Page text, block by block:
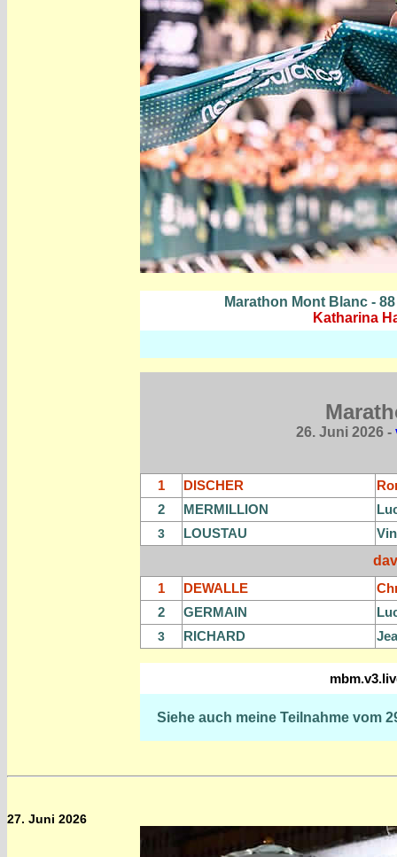
Marathon Mont Blanc -
Katharina
26. Juni 2026 -
1 DISCHER
2
MERMILLION
3 LOUSTAU
1
DEWALLE
2
GERMAIN
3 RICHARD
Siehe auch meine Teilnahme vom
27. Juni 2026